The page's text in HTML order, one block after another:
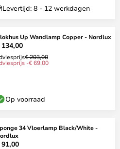
Levertijd: 8 - 12 werkdagen
Up Wandlamp Copper - Nordlux
€ 203,00
-€ 69,00
Op voorraad
34 Vloerlamp Black/White -